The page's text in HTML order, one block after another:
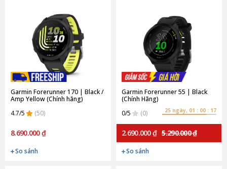
Garmin Forerunner 170 | Black /
Amp Yellow (Chính hãng)
4.7/5
(50)
8.690.000 ₫
So sánh
Garmin Forerunner 55 | Black
(Chính Hãng)
0/5
(0) 25 ngày, 01 : 00 : 15
2.690.000 ₫ 5.290.000 ₫
So sánh